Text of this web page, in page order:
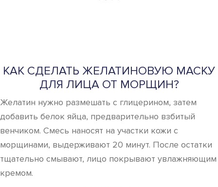
КАК СДЕЛАТЬ ЖЕЛАТИНОВУЮ МАСКУ
ДЛЯ ЛИЦА ОТ МОРЩИН?
Желатин нужно размешать с глицерином, затем
добавить белок яйца, предварительно взбитый
венчиком. Смесь наносят на участки кожи с
морщинами, выдерживают 20 минут. После остатки
тщательно смывают, лицо покрывают увлажняющим
кремом.